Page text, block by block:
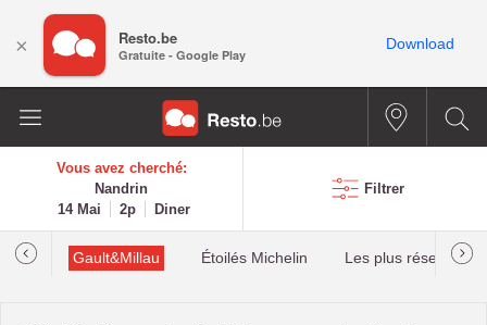
Vous avez cherché:
Nandrin
14 Mai
2p Diner
Filtrer
Gault&Millau Étoilés Michelin Les plus réservés
× Resto.be
Gratuite - Google Play
Download